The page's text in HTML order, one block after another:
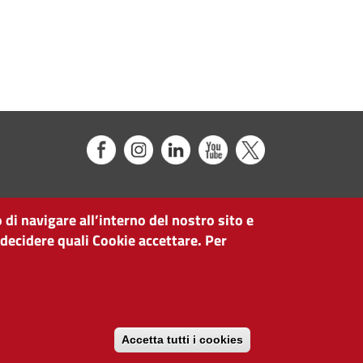
navigare all’interno del nostro sito e
quali Cookie accettare. Per
Accetta tutti i cookies